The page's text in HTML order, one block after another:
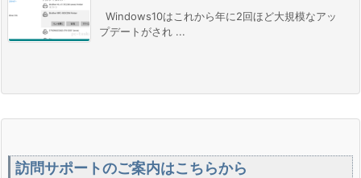
Windows10はこれから年に2回ほど大規模なアッ
プデートがされ ...
訪問サポートのご案内はこちらから